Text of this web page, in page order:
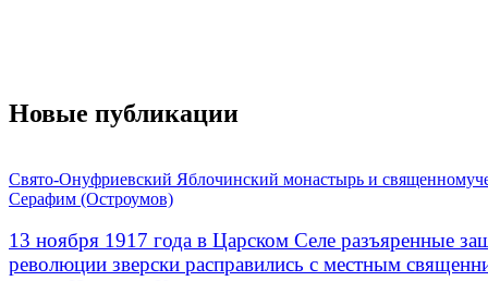
Новые публикации
Свято-Онуфриевский Яблочинский монастырь и
Серафим (Остроумов)
13 ноября 1917 года в Царском Селе разъяренные
революции зверски расправились с местным